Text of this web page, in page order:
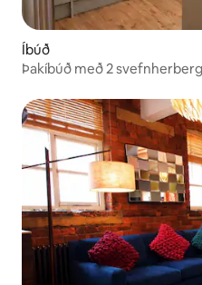
Íbúð
Þakíbúð með 2